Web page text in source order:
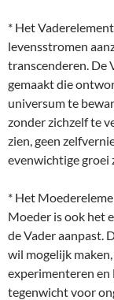
* Het
levensstromen
transcenderen. De
gemaakt die
universum te
zonder zichzelf te
zien, geen
evenwichtige groei
* Het
Moeder is ook het
de Vader aanpast.
wil mogelijk
experimenteren
tegenwicht voor